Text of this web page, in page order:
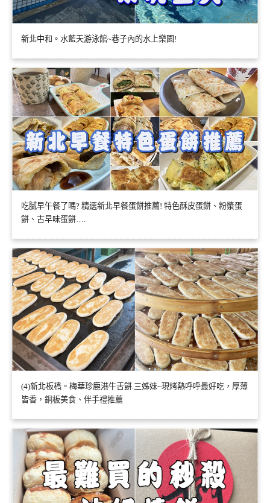
新北中和。水藍天游泳館~巷子內的水上樂園!
吃膩早午餐了嗎? 精選新北早餐蛋餅推薦! 特色酥皮蛋餅、粉漿蛋
餅、古早味蛋餅….
(4)新北板橋。梅華珍鹿港牛舌餅.三姊妹~現烤熱呼呼最好吃，厚薄
皆香，銅板美食、伴手禮推薦